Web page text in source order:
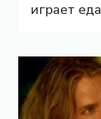
играет еда